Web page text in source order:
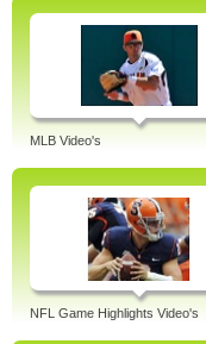
MLB Video's
NFL Game Highlights Video's